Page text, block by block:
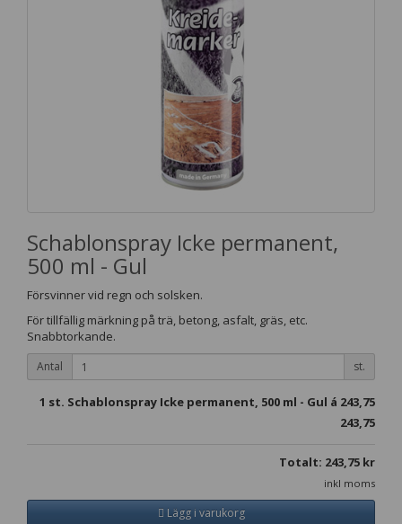
Schablonspray Icke permanent,
500 ml - Gul
Försvinner vid regn och solsken.
För tillfällig märkning på trä, betong, asfalt, gräs, etc.
Snabbtorkande.
Antal st.
1 st. Schablonspray Icke permanent, 500 ml - Gul á 243,75
243,75
Totalt: 243,75 kr
inkl moms
Lägg i varukorg